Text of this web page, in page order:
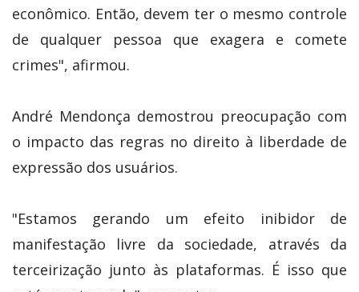
econômico. Então, devem ter o mesmo controle
de qualquer pessoa que exagera e comete
crimes", afirmou.
André Mendonça demostrou preocupação com
o impacto das regras no direito à liberdade de
expressão dos usuários.
"Estamos gerando um efeito inibidor de
manifestação livre da sociedade, através da
terceirização junto às plataformas. É isso que